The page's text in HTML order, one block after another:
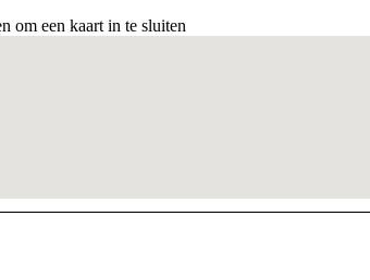
om een kaart in te sluiten